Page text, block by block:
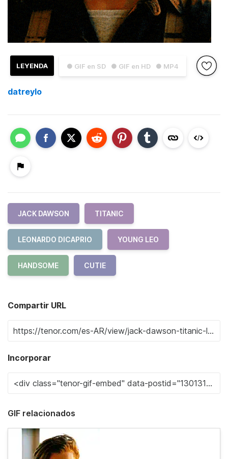
● GIF en SD ● GIF en HD ● MP4
LEYENDA
datreylo
JACK DAWSON TITANIC
LEONARDO DICAPRIO YOUNG LEO
HANDSOME CUTIE
Compartir URL
Incorporar
GIF relacionados